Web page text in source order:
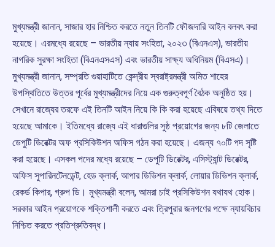
মুখ্যমন্ত্রী জানান, সাজার হার নিশ্চিত করতে নতুন তিনটি ফৌজদারি আইন বলবৎ করা
হয়েছে। এরমধ্যে রয়েছে – ভারতীয় ন্যায় সংহিতা, ২০২৩ (বিএনএস), ভারতীয়
নাগরিক সুরক্ষা সংহিতা (বিএনএসএস) এবং ভারতীয় সাক্ষ্য অধিনিয়ম (বিএসএ)।
মুখ্যমন্ত্রী জানান, সম্প্রতি গুয়াহাটিতে কেন্দ্রীয় স্বরাষ্ট্রমন্ত্রী অমিত শাহের
উপস্থিতিতে উত্তর পূর্বের মুখ্যমন্ত্রীদের নিয়ে এক গুরুত্বপূর্ণ বৈঠক অনুষ্ঠিত হয়।
সেখানে রাজ্যের তরফে এই তিনটি আইন নিয়ে কি কি করা হয়েছে এবিষয়ে তথ্য দিতে
হয়েছে আমাকে। ইতিমধ্যে রাজ্যে এই ধারাগুলির সুষ্ঠ প্রয়োগের জন্য ৮টি জেলাতে
ডেপুটি ডিরেক্টর অফ প্রসিকিউশন অফিস গঠন করা হয়েছে। এজন্য ৭০টি পদ সৃষ্টি
করা হয়েছে। এসকল পদের মধ্যে রয়েছে – ডেপুটি ডিরেক্টর, এসিস্ট্যান্ট ডিরেক্টর,
অফিস সুপারিনটেনডেন্ট, হেড ক্লার্ক, আপার ডিভিশন ক্লার্ক, লোয়ার ডিভিশন ক্লার্ক,
রেকর্ড কিপার, গ্রুপ ডি। মুখ্যমন্ত্রী বলেন, আমরা চাই প্রসিকিউশন যথাযথ হোক।
সরকার আইন প্রয়োগকে শক্তিশালী করতে এবং ত্রিপুরার জনগণের পক্ষে ন্যায়বিচার
নিশ্চিত করতে প্রতিশ্রুতিবদ্ধ।